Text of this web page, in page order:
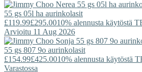
55 gs 05l ha aurinkolasit
£119.99£295.0010% alennusta käytöstä
Arvioitu 11 Aug 2026
55 gs 807 9o aurinkolasit
£154.99£425.0010% alennusta käytöstä
Varastossa